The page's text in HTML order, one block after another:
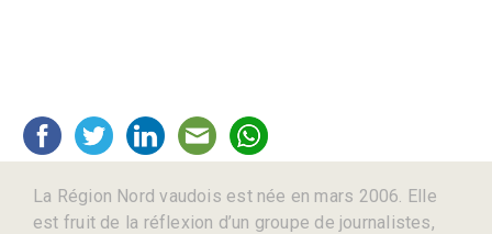
La Région Nord vaudois est née en mars 2006. Elle
est fruit de la réflexion d’un groupe de journalistes,